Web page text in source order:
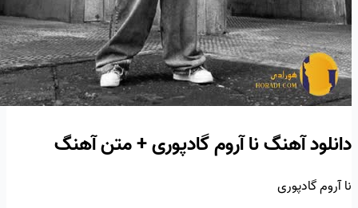
دانلود آهنگ نا آروم گادپوری + متن آهنگ
نا آروم گادپوری